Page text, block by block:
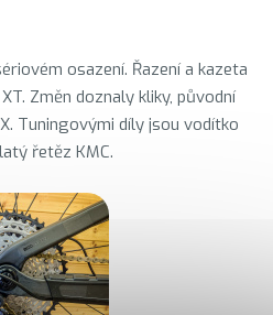
osazení. Řazení a kazeta
Změn doznaly kliky, původní
Tuningovými díly jsou vodítko
řetěz KMC.